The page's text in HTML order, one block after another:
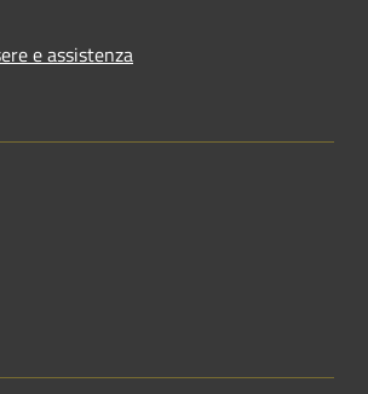
e assistenza